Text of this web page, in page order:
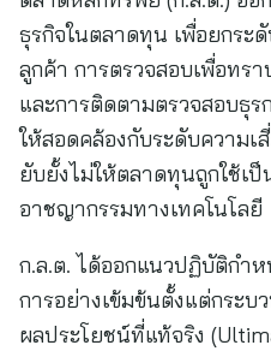
ธุรกิจในตลาดทุน เพื่อยกระ
ลูกค้า การตรวจสอบเพื่อทรา
และการติดตามตรวจสอบธุร
ให้สอดคล้องกับระดับความเ
ยับยั้งไม่ให้ตลาดทุนถูกใช้เ
อาชญากรรมทางเทคโนโลยี
ก.ล.ต. ได้ออกแนวปฏิบัติกำ
การอย่างเข้มข้นตั้งแต่กระ
ผลประโยชน์ที่แท้จริง